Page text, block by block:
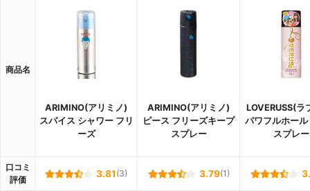
商品名
ARIMINO(アリミノ)
スパイス シャワー フリ
ーズ
ARIMINO(アリミノ)
ピース フリーズキープ
スプレー
LOVERUSS(ラ
パワフルホール
スプレー
口コミ
評価
3.81 (3) 3.79(1)